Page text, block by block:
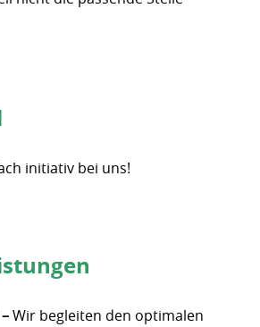
initiativ bei uns!
Wir begleiten den optimalen